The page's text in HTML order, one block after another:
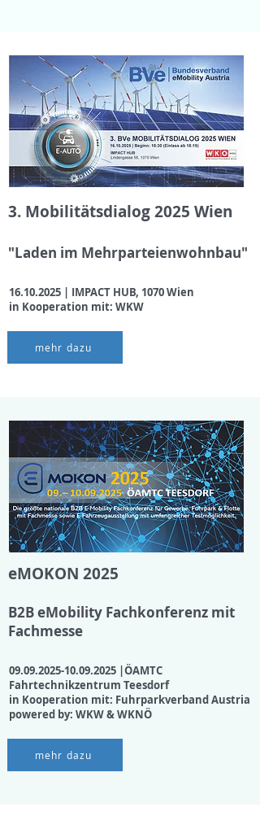
3. Mobilitätsdialog 2025 Wien
​"Laden im Mehrparteienwohnbau"
16.10.2025 | IMPACT HUB, 1070 Wien
in Kooperation mit: WKW
mehr dazu
eMOKON 2025
B2B eMobility Fachkonferenz mit
Fachmesse
09.09.2025-10.09.2025 |ÖAMTC
Fahrtechnikzentrum Teesdorf​
in Kooperation mit: Fuhrparkverband Austria
powered by: WKW & WKNÖ
mehr dazu